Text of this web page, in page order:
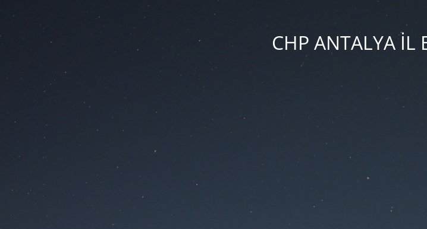
CHP ANTALYA İL